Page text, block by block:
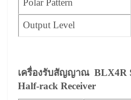
Polar Pattern
Output Level
เครื่องรับสัญญาณ BLX4R
Half-rack Receiver